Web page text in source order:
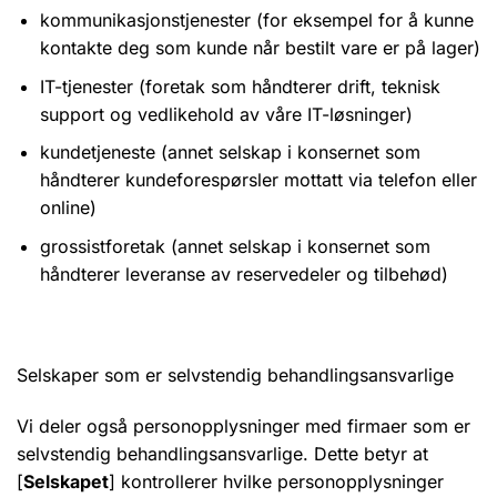
kommunikasjonstjenester (for eksempel for å kunne
kontakte deg som kunde når bestilt vare er på lager)
IT-tjenester (foretak som håndterer drift, teknisk
support og vedlikehold av våre IT-løsninger)
kundetjeneste (annet selskap i konsernet som
håndterer kundeforespørsler mottatt via telefon eller
online)
grossistforetak (annet selskap i konsernet som
håndterer leveranse av reservedeler og tilbehød)
Selskaper som er selvstendig behandlingsansvarlige
Vi deler også personopplysninger med firmaer som er
selvstendig behandlingsansvarlige. Dette betyr at
[Selskapet] kontrollerer hvilke personopplysninger